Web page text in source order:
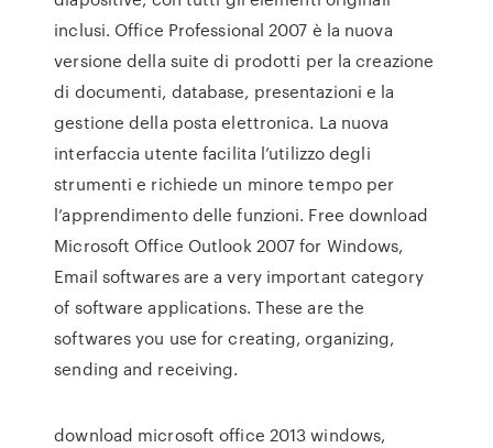
inclusi. Office Professional 2007 è la nuova
versione della suite di prodotti per la creazione
di documenti, database, presentazioni e la
gestione della posta elettronica. La nuova
interfaccia utente facilita l’utilizzo degli
strumenti e richiede un minore tempo per
l’apprendimento delle funzioni. Free download
Microsoft Office Outlook 2007 for Windows,
Email softwares are a very important category
of software applications. These are the
softwares you use for creating, organizing,
sending and receiving.
download microsoft office 2013 windows,